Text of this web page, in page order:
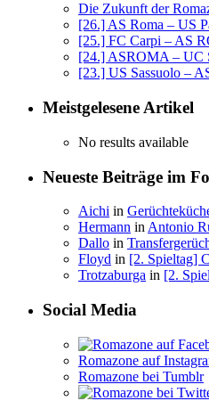
Die Zukunft der
[26.] AS Roma – US
[25.] FC Carpi – AS
[24.] ASROMA – UC
[23.] US Sassuolo –
Meistgelesene Artikel
No results available
Neueste Beiträge im
Aichi in
Hermann in Antonio
Dallo in
Floyd in [2. Spieltag]
Trotzaburga in [2.
Social Media
Romazone auf
Romazone bei Tumblr